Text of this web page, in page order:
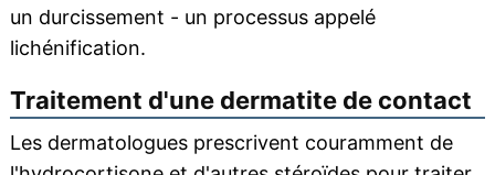
un durcissement - un processus appelé
lichénification.
Traitement d'une dermatite de contact
Les dermatologues prescrivent couramment de